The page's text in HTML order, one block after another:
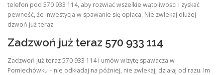
telefon pod 570 933 114, aby rozwiać wszelkie wątpliwości i zyskać
pewność, że inwestycja w spawanie się opłaca. Nie zwlekaj dłużej –
dzwoń już teraz.
Zadzwoń już teraz 570 933 114
Zadzwoń już teraz 570 933 114 i umów wizytę spawacza w
Pomiechówku – nie odkładaj na później, nie zwlekaj, działaj od razu. Im